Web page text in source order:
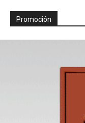
Promoción